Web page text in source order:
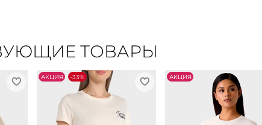
ТОВАРЫ
АKЦИЯ -33% АKЦИЯ